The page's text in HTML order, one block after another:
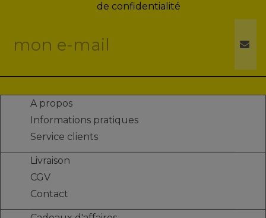
de confidentialité
A propos
Informations pratiques
Service clients
Livraison
CGV
Contact